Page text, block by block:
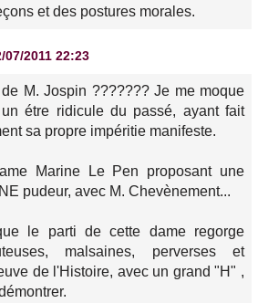
et des postures morales.
07/2011 22:23
M. Jospin ??????? Je me moque
étre ridicule du passé, ayant fait
sa propre impéritie manifeste.
Marine Le Pen proposant une
pudeur, avec M. Chevènement...
le parti de cette dame regorge
malsaines, perverses et
de l'Histoire, avec un grand "H" ,